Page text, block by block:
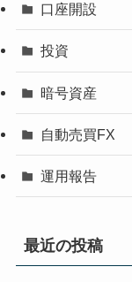
口座開設
投資
暗号資産
自動売買FX
運用報告
最近の投稿